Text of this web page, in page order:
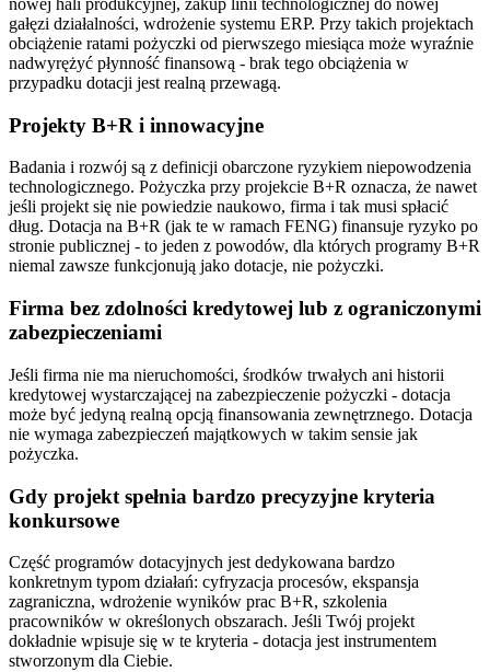
nowej hali produkcyjnej, zakup linii technologicznej do nowej
gałęzi działalności, wdrożenie systemu ERP. Przy takich projektach
obciążenie ratami pożyczki od pierwszego miesiąca może wyraźnie
nadwyrężyć płynność finansową - brak tego obciążenia w
przypadku dotacji jest realną przewagą.
Projekty B+R i innowacyjne
Badania i rozwój są z definicji obarczone ryzykiem niepowodzenia
technologicznego. Pożyczka przy projekcie B+R oznacza, że nawet
jeśli projekt się nie powiedzie naukowo, firma i tak musi spłacić
dług. Dotacja na B+R (jak te w ramach FENG) finansuje ryzyko po
stronie publicznej - to jeden z powodów, dla których programy B+R
niemal zawsze funkcjonują jako dotacje, nie pożyczki.
Firma bez zdolności kredytowej lub z ograniczonymi
zabezpieczeniami
Jeśli firma nie ma nieruchomości, środków trwałych ani historii
kredytowej wystarczającej na zabezpieczenie pożyczki - dotacja
może być jedyną realną opcją finansowania zewnętrznego. Dotacja
nie wymaga zabezpieczeń majątkowych w takim sensie jak
pożyczka.
Gdy projekt spełnia bardzo precyzyjne kryteria
konkursowe
Część programów dotacyjnych jest dedykowana bardzo
konkretnym typom działań: cyfryzacja procesów, ekspansja
zagraniczna, wdrożenie wyników prac B+R, szkolenia
pracowników w określonych obszarach. Jeśli Twój projekt
dokładnie wpisuje się w te kryteria - dotacja jest instrumentem
stworzonym dla Ciebie.